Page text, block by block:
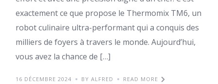
exactement ce que propose le Thermomix TM6, un
robot culinaire ultra-performant qui a conquis des
milliers de foyers à travers le monde. Aujourd’hui,
vous avez la chance de […]
16 DÉCEMBRE 2024 BY ALFRED READ MORE